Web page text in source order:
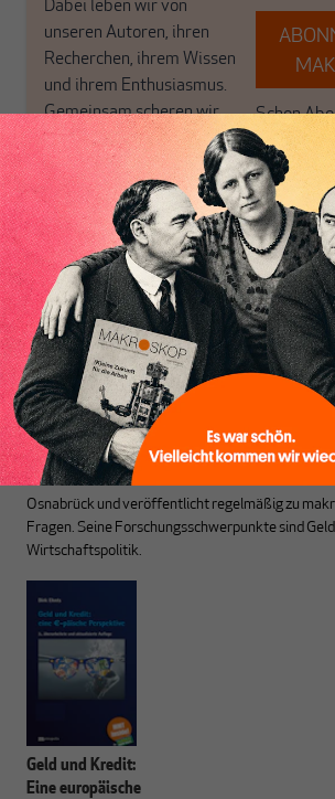
Dabei leben wir von
unseren Autoren, ihren
Recherchen, ihrem Wissen
und ihrem Enthusiasmus.
Gemeinsam scheren wir
aus den schmaler
werdenden Leitplanken
des Denkens aus.
Schon
hier
Dirk Ehnts ist der Autor der Bücher "MMT: Eine
und Kredit: Eine €-päische Perspektive". Er ist
Pufendorf-Gesellschaft e. V. in Berlin, Co-Autor
Europe und bekanntester Vertreter der MMT in
Günther Grunertist Sozio­ökonom und
arbeitete bis 2020 an den Berufsbildenden
Osnabrück und veröffentlicht regelmäßig zu
Fragen. Seine Forschungsschwerpunkte sind
Wirtschafts­politik.
Geld und Kredit:
Eine europäische